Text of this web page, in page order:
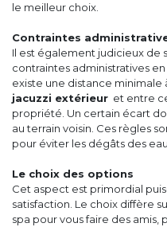
le meilleur choix.
Contraintes
Il est également judicieux de
contraintes administratives en
existe une distance
jacuzzi extérieur et entre
propriété. Un certain écart
au terrain voisin. Ces règles
pour éviter les dégâts des
Le choix des options
Cet aspect est primordial
satisfaction. Le choix diffère
spa pour vous faire des amis,